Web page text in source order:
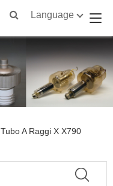
Language
Tubo A Raggi X X790